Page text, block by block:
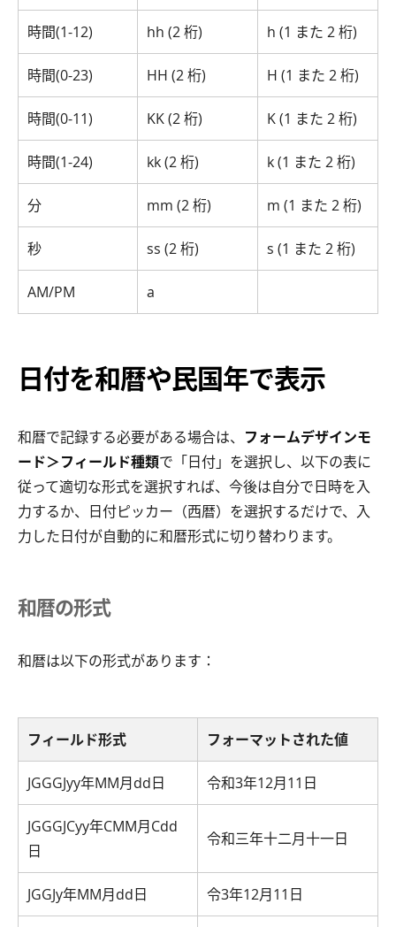
時間(1-12) hh (2 桁) h (1 また 2 桁)
時間(0-23) HH (2 桁) H (1 また 2 桁)
時間(0-11) KK (2 桁) K (1 また 2 桁)
時間(1-24) kk (2 桁) k (1 また 2 桁)
分 mm (2 桁) m (1 また 2 桁)
秒 ss (2 桁) s (1 また 2 桁)
AM/PM a
日付を和暦や民国年で表示
和暦で記録する必要がある場合は、 フォームデザインモ
ード＞フィールド種類で「日付」を選択し、以下の表に
従って適切な形式を選択すれば、今後は自分で日時を入
力するか、日付ピッカー（西暦）を選択するだけで、入
力した日付が自動的に和暦形式に切り替わります。
和暦の形式
和暦は以下の形式があります：
フィールド形式 フォーマットされた値
JGGGJyy年MM月dd日 令和3年12月11日
JGGGJCyy年CMM月Cdd
日
令和三年十二月十一日
JGGJy年MM月dd日 令3年12月11日